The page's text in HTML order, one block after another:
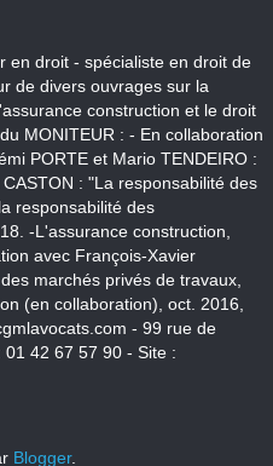
en droit - spécialiste en droit de
de divers ouvrages sur la
construction et le droit
MONITEUR : - En collaboration
PORTE et Mario TENDEIRO :
: "La responsabilité des
responsabilité des
-L'assurance construction,
avec François-Xavier
marchés privés de travaux,
(en collaboration), oct. 2016,
- 99 rue de
42 67 57 90 - Site :
Blogger.